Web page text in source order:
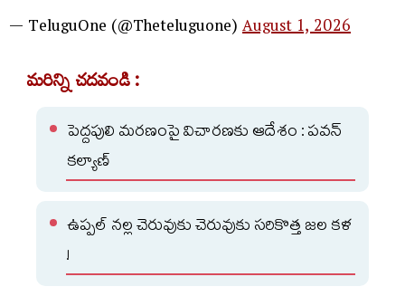
— TeluguOne (@Theteluguone)August 1, 2026
మరిన్ని చదవండి :
పెద్దపులి మరణంపై విచారణకు ఆదేశం : పవన్
కల్యాణ్
ఉప్పల్ నల్ల చెరువుకు చెరువుకు సరికొత్త జల కళ
!